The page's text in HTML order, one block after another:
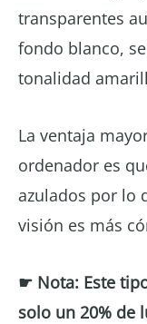
transparentes
fondo blanco,
tonalidad
La ventaja
ordenador es
azulados por lo
visión es más
☛ Nota: Este
solo un 20% de